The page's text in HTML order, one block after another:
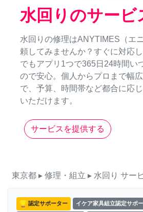
水回りのサービ
水回りの修理はANYTIMES（エ
頼してみませんか？すぐに対応
でもアプリ1つで365日24時間い
ので安心。個人からプロまで幅
で、予算、時間帯など都合に応
いただけます。
サービスを提供する
東京都 ▸ 修理・組立 ▸ 水回り サー
認定サポーター イケア家具組立認定サポ